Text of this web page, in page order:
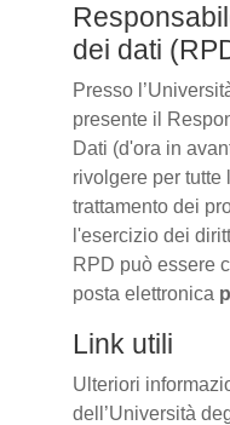
dei dati
Presso
presente il
Dati (d'ora in
rivolgere per tutte
trattamento dei
l'esercizio dei
RPD può essere
posta elettronica
Link utili
Ulteriori
dell’Università